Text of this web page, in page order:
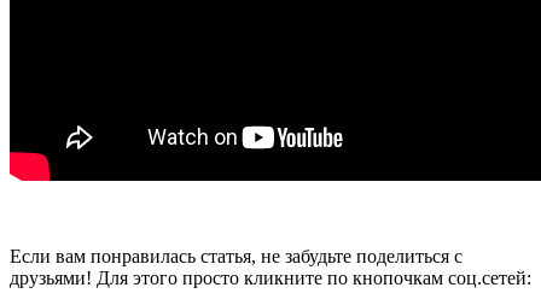
Если вам понравилась статья, не забудьте поделиться с
друзьями! Для этого просто кликните по кнопочкам соц.сетей: